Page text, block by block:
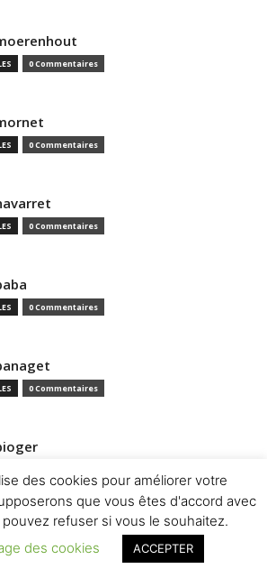
0 Commentaires
0 Commentaires
0 Commentaires
0 Commentaires
0 Commentaires
0 Commentaires
des cookies pour améliorer votre
que vous êtes d'accord avec
refuser si vous le souhaitez.
des cookies
ACCEPTER